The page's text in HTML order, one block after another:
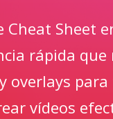
Cheat Sheet
rápida
overlays
vídeos